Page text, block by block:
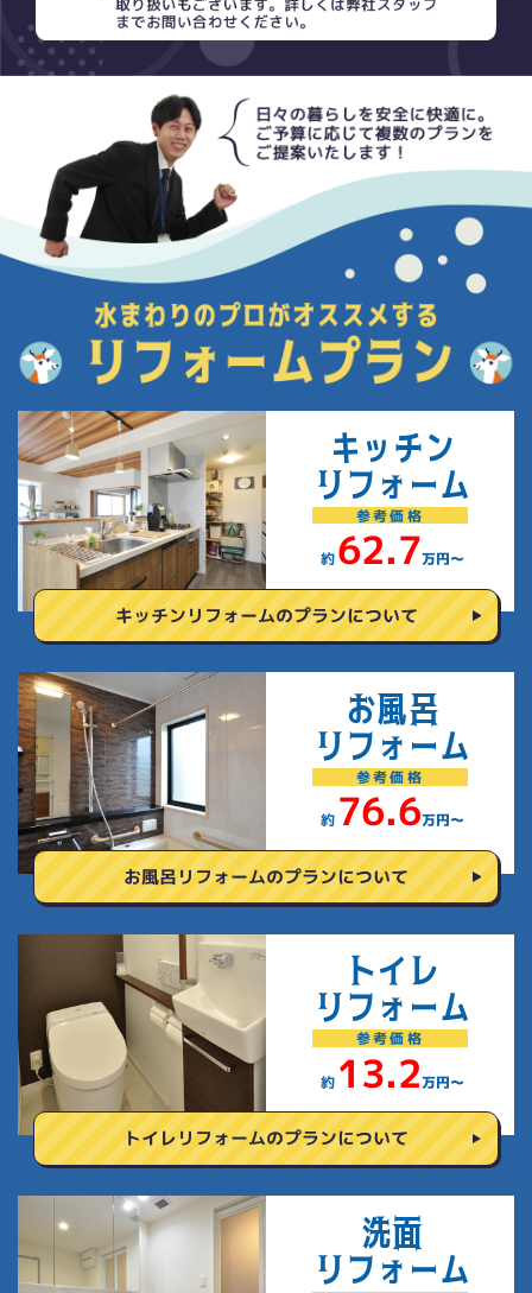
キッチン
リフォーム
参考価格
約 62.7万円〜
キッチンリフォームのプランについて
お風呂
リフォーム
参考価格
約 76.6万円〜
お風呂リフォームのプランについて
トイレ
リフォーム
参考価格
約 13.2万円〜
トイレリフォームのプランについて
洗面
リフォーム